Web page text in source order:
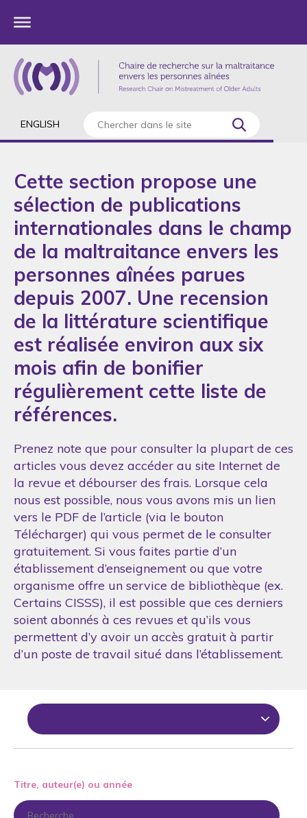
ENGLISH
Cette section propose une
sélection de publications
internationales dans le champ
de la maltraitance envers les
personnes aînées parues
depuis 2007. Une recension
de la littérature scientifique
est réalisée environ aux six
mois afin de bonifier
régulièrement cette liste de
références.
Prenez note que pour consulter la plupart de ces
articles vous devez accéder au site Internet de
la revue et débourser des frais. Lorsque cela
nous est possible, nous vous avons mis un lien
vers le PDF de l’article (via le bouton
Télécharger) qui vous permet de le consulter
gratuitement. Si vous faites partie d’un
établissement d’enseignement ou que votre
organisme offre un service de bibliothèque (ex.
Certains CISSS), il est possible que ces derniers
soient abonnés à ces revues et qu’ils vous
permettent d’y avoir un accès gratuit à partir
d’un poste de travail situé dans l’établissement.
Titre, auteur(e) ou année